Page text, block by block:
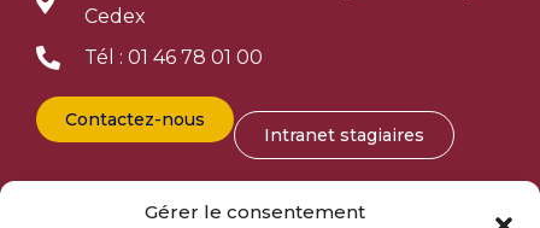
Gérer le consentement
Cedex
Tél : 01 46 78 01 00
Contactez-nous
Intranet stagiaires
Entreprise